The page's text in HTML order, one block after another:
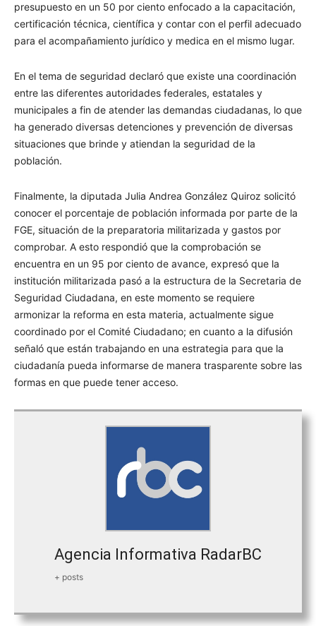
presupuesto en un 50 por ciento enfocado a la capacitación,
certificación técnica, científica y contar con el perfil adecuado
para el acompañamiento jurídico y medica en el mismo lugar.
En el tema de seguridad declaró que existe una coordinación
entre las diferentes autoridades federales, estatales y
municipales a fin de atender las demandas ciudadanas, lo que
ha generado diversas detenciones y prevención de diversas
situaciones que brinde y atiendan la seguridad de la
población.
Finalmente, la diputada Julia Andrea González Quiroz solicitó
conocer el porcentaje de población informada por parte de la
FGE, situación de la preparatoria militarizada y gastos por
comprobar. A esto respondió que la comprobación se
encuentra en un 95 por ciento de avance, expresó que la
institución militarizada pasó a la estructura de la Secretaria de
Seguridad Ciudadana, en este momento se requiere
armonizar la reforma en esta materia, actualmente sigue
coordinado por el Comité Ciudadano; en cuanto a la difusión
señaló que están trabajando en una estrategia para que la
ciudadanía pueda informarse de manera trasparente sobre las
formas en que puede tener acceso.
Agencia Informativa RadarBC
+ posts